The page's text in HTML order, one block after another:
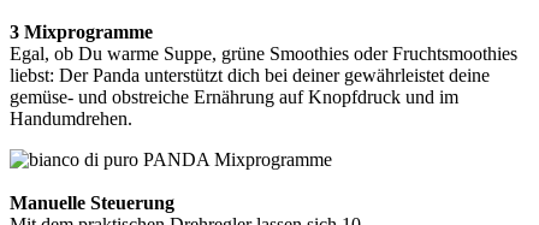
3 Mixprogramme
Egal, ob Du warme Suppe, grüne Smoothies oder Fruchtsmoothies
liebst: Der Panda unterstützt dich bei deiner gewährleistet deine
gemüse- und obstreiche Ernährung auf Knopfdruck und im
Handumdrehen.
Manuelle Steuerung